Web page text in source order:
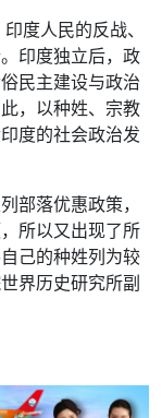
度人民的反战、
印度独立后，政
民主建设与政治
，以种姓、宗教
度的社会政治发
部落优惠政策，
所以又出现了所
己的种姓列为较
界历史研究所副